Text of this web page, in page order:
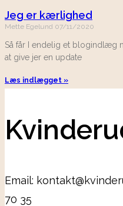
Jeg er kærlighed
Mette Egelund 07/11/2020
Så får I endelig et blogindlæg
at give jer en update
Læs indlægget »
Email:
70 35